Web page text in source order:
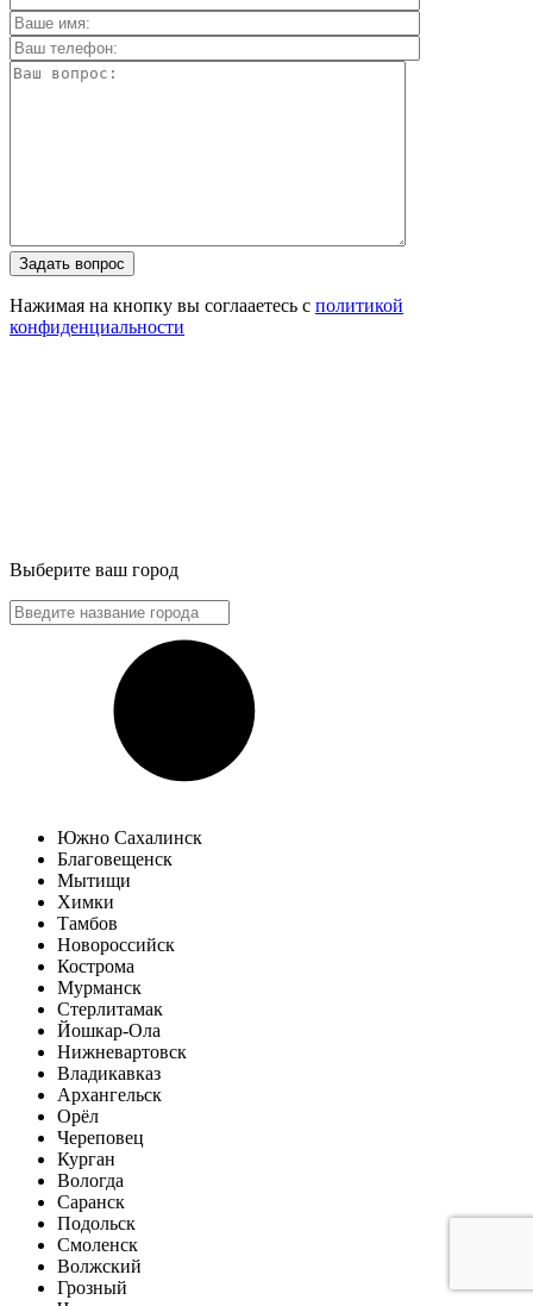
Задать вопрос
Нажимая на кнопку вы соглааетесь с политикой
конфиденциальности
Выберите ваш город
Южно Сахалинск
Благовещенск
Мытищи
Химки
Тамбов
Новороссийск
Кострома
Мурманск
Стерлитамак
Йошкар-Ола
Нижневартовск
Владикавказ
Архангельск
Орёл
Череповец
Курган
Вологда
Саранск
Подольск
Смоленск
Волжский
Грозный